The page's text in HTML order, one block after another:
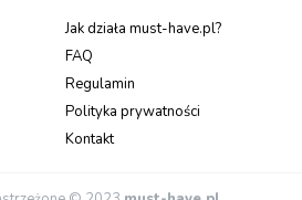
Jak działa must-have.pl?
FAQ
Regulamin
Polityka prywatności
Kontakt